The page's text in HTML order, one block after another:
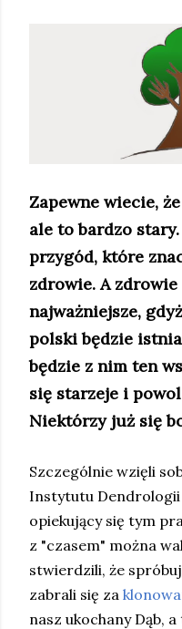
Zapewne wiecie,
ale to bardzo
przygód, które
zdrowie. A
najważniejsze,
polski będzie
będzie z nim ten
się starzeje i
Niektórzy już się
Szczególnie wzięli
Instytutu Dendrologii
opiekujący się tym
z "czasem" można
stwierdzili, że
zabrali się za
nasz ukochany Dąb,